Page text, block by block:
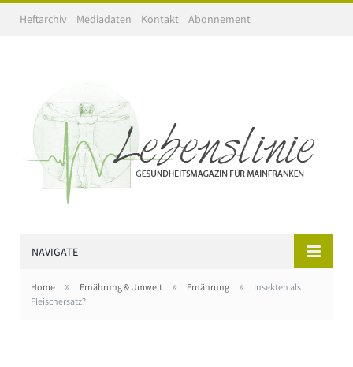
Heftarchiv Mediadaten Kontakt Abonnement
NAVIGATE
Home » Ernährung & Umwelt » Ernährung »
Insekten als
Fleischersatz?